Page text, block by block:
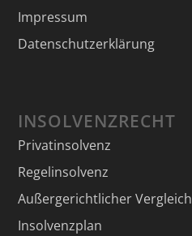
Impressum
Datenschutzerklärung
INSOLVENZRECHT
Privatinsolvenz
Regelinsolvenz
Außergerichtlicher Vergleich
Insolvenzplan